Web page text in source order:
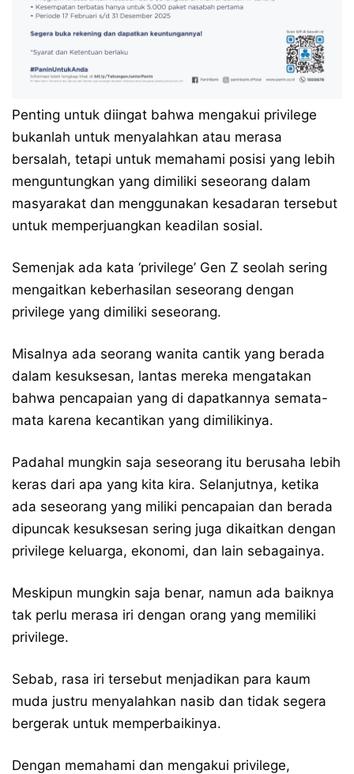
Penting untuk diingat bahwa mengakui privilege
bukanlah untuk menyalahkan atau merasa
bersalah, tetapi untuk memahami posisi yang lebih
menguntungkan yang dimiliki seseorang dalam
masyarakat dan menggunakan kesadaran tersebut
untuk memperjuangkan keadilan sosial.
Semenjak ada kata ‘privilege’ Gen Z seolah sering
mengaitkan keberhasilan seseorang dengan
privilege yang dimiliki seseorang.
Misalnya ada seorang wanita cantik yang berada
dalam kesuksesan, lantas mereka mengatakan
bahwa pencapaian yang di dapatkannya semata-
mata karena kecantikan yang dimilikinya.
Padahal mungkin saja seseorang itu berusaha lebih
keras dari apa yang kita kira. Selanjutnya, ketika
ada seseorang yang miliki pencapaian dan berada
dipuncak kesuksesan sering juga dikaitkan dengan
privilege keluarga, ekonomi, dan lain sebagainya.
Meskipun mungkin saja benar, namun ada baiknya
tak perlu merasa iri dengan orang yang memiliki
privilege.
Sebab, rasa iri tersebut menjadikan para kaum
muda justru menyalahkan nasib dan tidak segera
bergerak untuk memperbaikinya.
Dengan memahami dan mengakui privilege,